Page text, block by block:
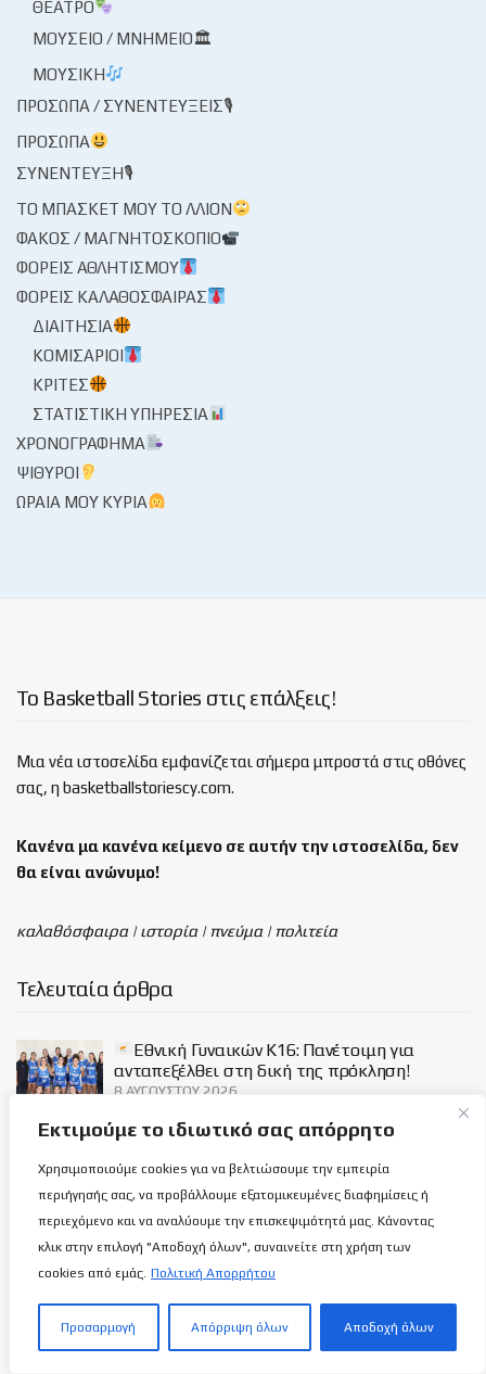
Εκτιμούμε το ιδιωτικό σας απόρρητο
Χρησιμοποιούμε cookies για να βελτιώσουμε την εμπειρία
περιήγησής σας, να προβάλλουμε εξατομικευμένες διαφημίσεις ή
περιεχόμενο και να αναλύουμε την επισκεψιμότητά μας. Κάνοντας
κλικ στην επιλογή "Αποδοχή όλων", συναινείτε στη χρήση των
cookies από εμάς. Πολιτική Απορρήτου
Προσαρμογή Απόρριψη όλων Αποδοχή όλων
ΘΈΑΤΡΟ
ΜΟΥΣΕΊΟ / ΜΝΗΜΕΊΟ🏛
ΜΟΥΣΙΚΉ
ΠΡΌΣΩΠΑ / ΣΥΝΕΝΤΕΎΞΕΙΣ🎙
ΠΡΌΣΩΠΑ
ΣΥΝΈΝΤΕΥΞΗ🎙
ΤΟ ΜΠΆΣΚΕΤ ΜΟΥ ΤΟ ΛΛΊΟΝ
ΦΑΚΌΣ / ΜΑΓΝΗΤΟΣΚΌΠΙΟ
ΦΟΡΕΊΣ ΑΘΛΗΤΙΣΜΟΎ
ΦΟΡΕΊΣ ΚΑΛΑΘΌΣΦΑΙΡΑΣ
ΔΙΑΙΤΗΣΊΑ
ΚΟΜΙΣΆΡΙΟΙ
ΚΡΙΤΈΣ
ΣΤΑΤΙΣΤΙΚΉ ΥΠΗΡΕΣΊΑ
ΧΡΟΝΟΓΡΆΦΗΜΑ
ΨΊΘΥΡΟΙ
ΩΡΑΊΑ ΜΟΥ ΚΥΡΊΑ
Το Basketball Stories στις επάλξεις!
Μια νέα ιστοσελίδα εμφανίζεται σήμερα μπροστά στις οθόνες
σας, η basketballstoriescy.com.
Κανένα μα κανένα κείμενο σε αυτήν την ιστοσελίδα, δεν
θα είναι ανώνυμο!
καλαθόσφαιρα | ιστορία | πνεύμα | πολιτεία
Τελευταία άρθρα
Εθνική Γυναικών Κ16: Πανέτοιμη για
ανταπεξέλθει στη δική της πρόκληση!
8 ΑΥΓΟΎΣΤΟΥ 2026
Βρες το λάθος: Τα δύο Κυανόλευκα
Τρόπαια!
8 ΑΥΓΟΎΣΤΟΥ 2026